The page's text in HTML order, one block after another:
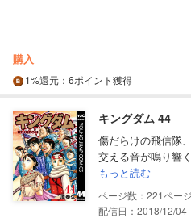
購入
1%還元 ：6ポイント獲得
キングダム 44
傷だらけの飛信隊
交える音が鳴り響
もっと読む
221
配信日：2018/12/04